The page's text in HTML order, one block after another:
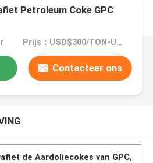
Petroleum Coke GPC
Prijs：USD$300/TON-USD$3000/TON
Contacteer ons
de Aardoliecokes van GPC,